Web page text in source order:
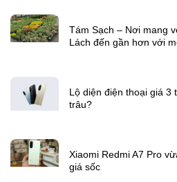
Tám Sạch – Nơi mang
Lách đến gần hơn với
Lộ diện điện thoại giá 3
trâu?
Xiaomi Redmi A7 Pro
giá sốc